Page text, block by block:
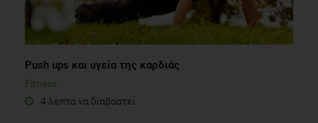
Push ups και υγεία της καρδιάς
Fitness
4 λεπτά να διαβαστεί